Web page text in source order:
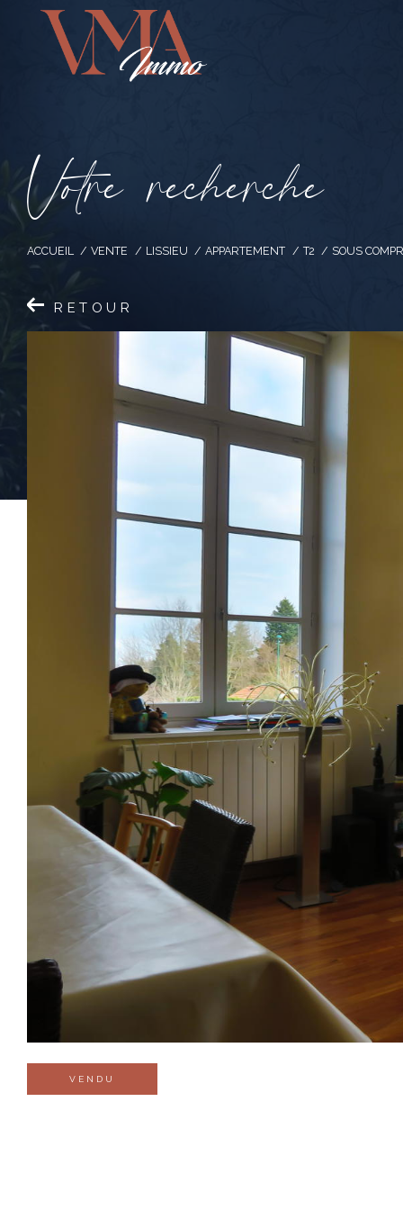
Votre recherche
ACCUEIL VENTE LISSIEU APPARTEMENT T2 SOUS
RETOUR
VENDU